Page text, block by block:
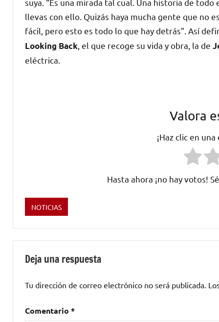
suya. “Es una mirada tal cual. Una historia de
llevas con ello. Quizás haya mucha gente que no
fácil, pero esto es todo lo que hay detrás”. Así
Looking Back , el que recoge su vida y obra, la de
eléctrica.
Valora
¡Haz clic en
Hasta ahora ¡no hay votos!
Etiquetado
Bang
Head,
Sabbath,
NOTICIAS
Deja una respuesta
Tu dirección de correo electrónico no será publicada.
Comentario *